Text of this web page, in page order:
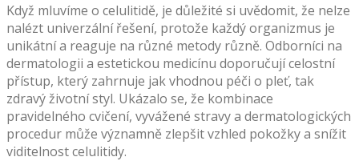
Když mluvíme o celulitidě, je důležité si uvědomit, že nelze
nalézt univerzální řešení, protože každý organizmus je
unikátní a reaguje na různé metody různě. Odborníci na
dermatologii a estetickou medicínu doporučují celostní
přístup, který zahrnuje jak vhodnou péči o pleť, tak
zdravý životní styl. Ukázalo se, že kombinace
pravidelného cvičení, vyvážené stravy a dermatologických
procedur může významně zlepšit vzhled pokožky a snížit
viditelnost celulitidy.